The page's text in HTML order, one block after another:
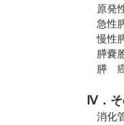
原発
急性
慢性
膵嚢
膵
Ⅳ．
消化